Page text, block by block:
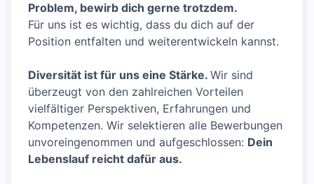
Problem, bewirb dich gerne trotzdem.
Für uns ist es wichtig, dass du dich auf der
Position entfalten und weiterentwickeln kannst.
Diversität ist für uns eine Stärke. Wir sind
überzeugt von den zahlreichen Vorteilen
vielfältiger Perspektiven, Erfahrungen und
Kompetenzen. Wir selektieren alle Bewerbungen
unvoreingenommen und aufgeschlossen: Dein
Lebenslauf reicht dafür aus.